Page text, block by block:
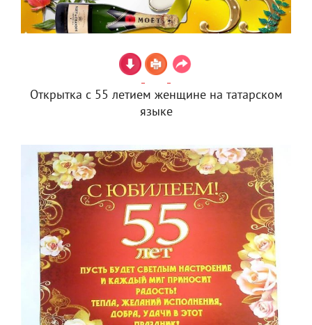
Открытка с 55 летием женщине на татарском
языке